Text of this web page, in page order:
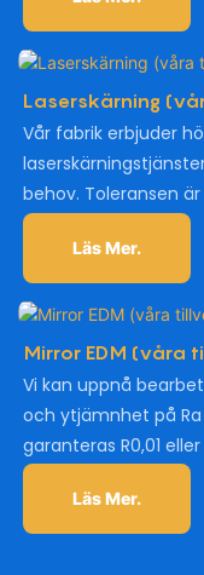
Laserskärning
Vår fabrik erbjuder
behov. Toleransen
Läs Mer.
Mirror EDM (våra
Vi kan uppnå
och ytjämnhet på
garanteras R0,01
Läs Mer.